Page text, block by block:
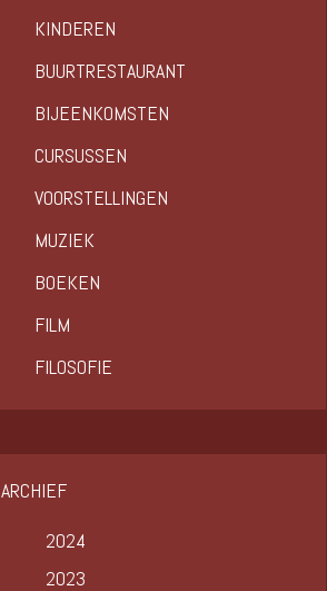
KINDEREN
BUURTRESTAURANT
BIJEENKOMSTEN
CURSUSSEN
VOORSTELLINGEN
MUZIEK
BOEKEN
FILM
FILOSOFIE
ARCHIEF
2024
2023